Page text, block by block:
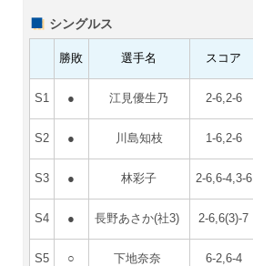
シングルス
勝敗 選手名 スコア
S1 ● 江見優生乃 2-6,2-6
S2 ● 川島知枝 1-6,2-6
S3 ● 林彩子 2-6,6-4,3-6
S4 ● 長野あさか(社3) 2-6,6(3)-7
S5 ○ 下地奈奈 6-2,6-4